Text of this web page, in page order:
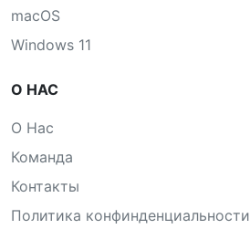
macOS
Windows 11
О НАС
О Нас
Команда
Контакты
Политика конфинденциальности